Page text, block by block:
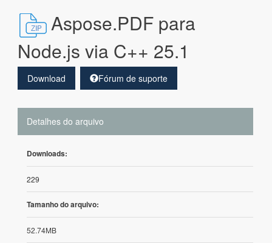
Aspose.PDF para
Node.js via C++ 25.1
Download Fórum de suporte
Detalhes do arquivo
Downloads:
229
Tamanho do arquivo:
52.74MB